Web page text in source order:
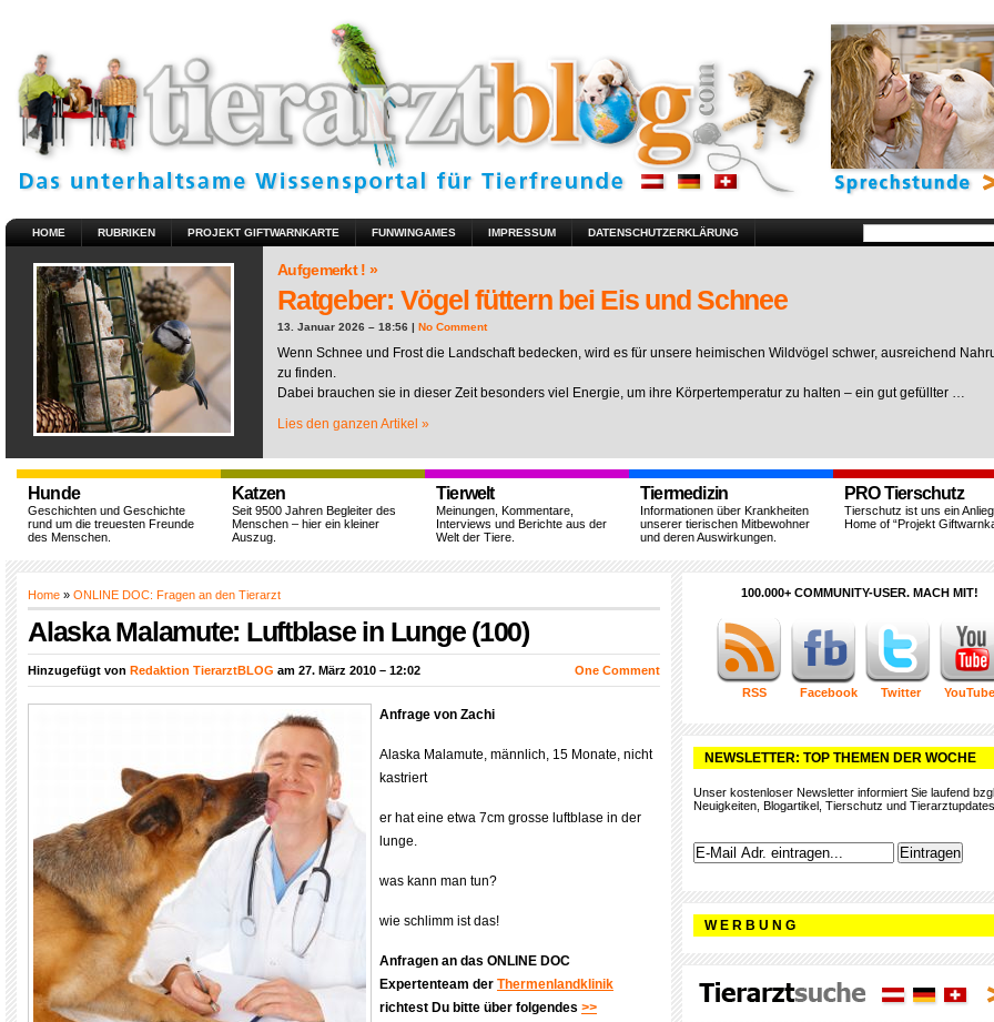
HOME RUBRIKEN PROJEKT GIFTWARNKARTE FUNWINGAMES IMPRESSUM DATENSCHUTZERKLÄRUNG
Aufgemerkt ! »
Ratgeber: Vögel füttern bei Eis und Schnee
13. Januar 2026 – 18:56 | No Comment
Wenn Schnee und Frost die Landschaft bedecken, wird es für unsere heimischen Wildvögel schwer, ausreichend
zu finden.
Dabei brauchen sie in dieser Zeit besonders viel Energie, um ihre Körpertemperatur zu halten – ein gut gefüllter …
Lies den ganzen Artikel »
Hunde
Geschichten und Geschichte
rund um die treuesten Freunde
des Menschen.
Katzen
Seit 9500 Jahren Begleiter des
Menschen – hier ein kleiner
Auszug.
Tierwelt
Meinungen, Kommentare,
Interviews und Berichte aus der
Welt der Tiere.
Tiermedizin
Informationen über Krankheiten
unserer tierischen Mitbewohner
und deren Auswirkungen.
PRO Tierschutz
Tierschutz ist uns ein
Home of “Projekt
Home » ONLINE DOC: Fragen an den Tierarzt
Alaska Malamute: Luftblase in Lunge (100)
Hinzugefügt von Redaktion TierarztBLOG am 27. März 2010 – 12:02 One Comment
Anfrage von Zachi
Alaska Malamute, männlich, 15 Monate, nicht
kastriert
er hat eine etwa 7cm grosse luftblase in der
lunge.
was kann man tun?
wie schlimm ist das!
Anfragen an das ONLINE DOC
Expertenteam der Thermenlandklinik
richtest Du bitte über folgendes >>
100.000+ COMMUNITY-USER. MACH MIT!
RSS Facebook Twitter YouTube
NEWSLETTER: TOP THEMEN DER WOCHE
Unser kostenloser Newsletter informiert Sie laufend
Neuigkeiten, Blogartikel, Tierschutz und
W E R B U N G